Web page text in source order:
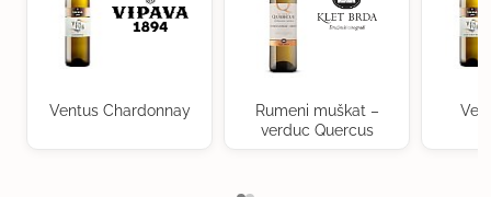
Ventus Chardonnay
Rumeni muškat –
verduc Quercus